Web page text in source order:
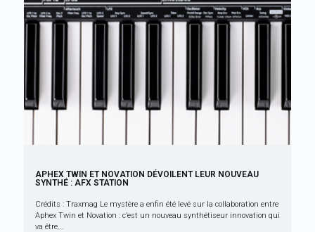
APHEX TWIN ET NOVATION DÉVOILENT LEUR NOUVEAU
SYNTHÉ : AFX STATION
Crédits : Traxmag Le mystère a enfin été levé sur la collaboration entre
Aphex Twin et Novation : c’est un nouveau synthétiseur innovation qui
va être...